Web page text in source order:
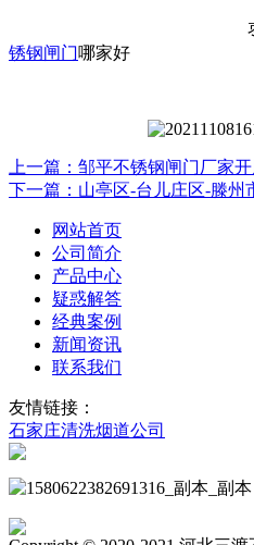
枣庄- 薛城区-
锈钢闸门哪家好
上一篇：邹平不锈钢闸门厂家
下一篇：山亭区-台儿庄区-滕州
网站首页
公司简介
产品中心
疑惑解答
经典案例
新闻资讯
联系我们
友情链接：
石家庄清洗烟道公司